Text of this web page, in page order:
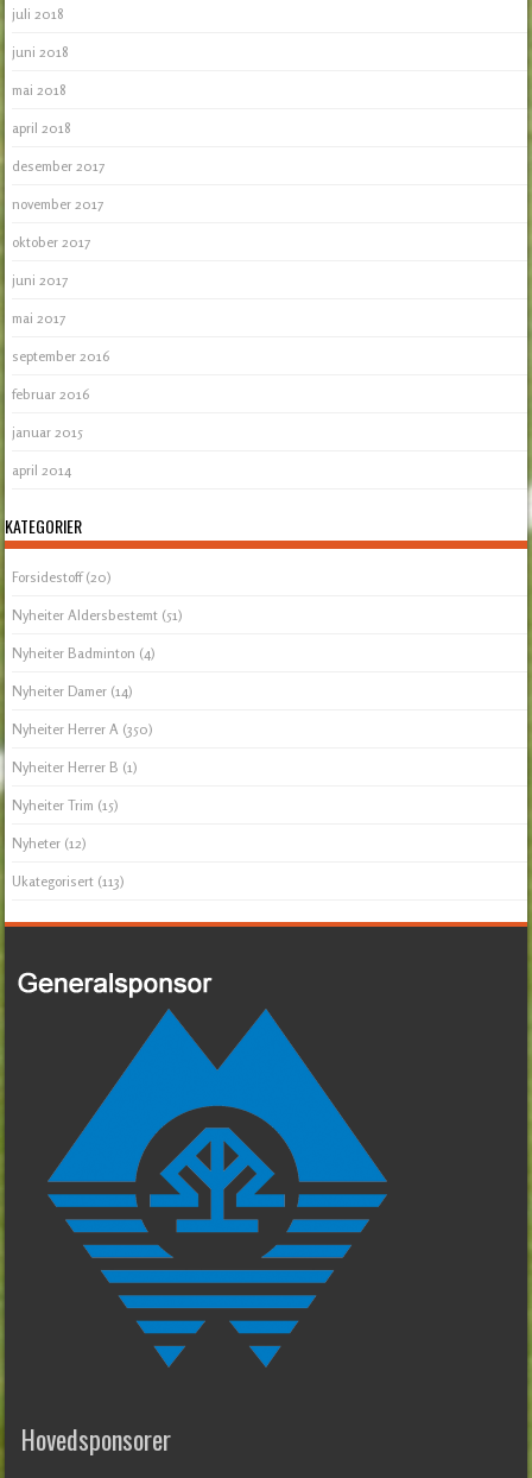
juli 2018
juni 2018
mai 2018
april 2018
desember 2017
november 2017
oktober 2017
juni 2017
mai 2017
september 2016
februar 2016
januar 2015
april 2014
KATEGORIER
Forsidestoff(20)
Nyheiter Aldersbestemt (51)
Nyheiter Badminton (4)
Nyheiter Damer (14)
Nyheiter Herrer A (350)
Nyheiter Herrer B (1)
Nyheiter Trim (15)
Nyheter (12)
Ukategorisert (113)
Hovedsponsorer